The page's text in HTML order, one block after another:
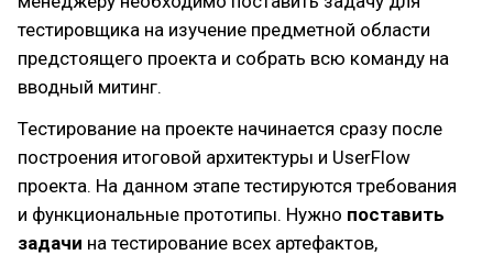
тестировщика на изучение предметной области
предстоящего проекта и собрать всю команду на
вводный митинг.
Тестирование на проекте начинается сразу после
построения итоговой архитектуры и UserFlow
проекта. На данном этапе тестируются требования
и функциональные прототипы. Нужно поставить
задачи на тестирование всех артефактов,